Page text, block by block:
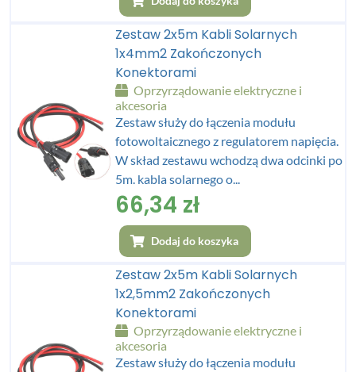
Zestaw 2x5m Kabli Solarnych
1x4mm2 Zakończonych
Konektorami
Oprzyrządowanie elektryczne i
akcesoria
Zestaw służy do łączenia modułu
fotowoltaicznego z regulatorem napięcia.
W skład zestawu wchodzą dwa odcinki po
5m. kabla solarnego o...
66,34 zł
Dodaj do koszyka
Zestaw 2x5m Kabli Solarnych
1x2,5mm2 Zakończonych
Konektorami
Oprzyrządowanie elektryczne i
akcesoria
Zestaw służy do łączenia modułu